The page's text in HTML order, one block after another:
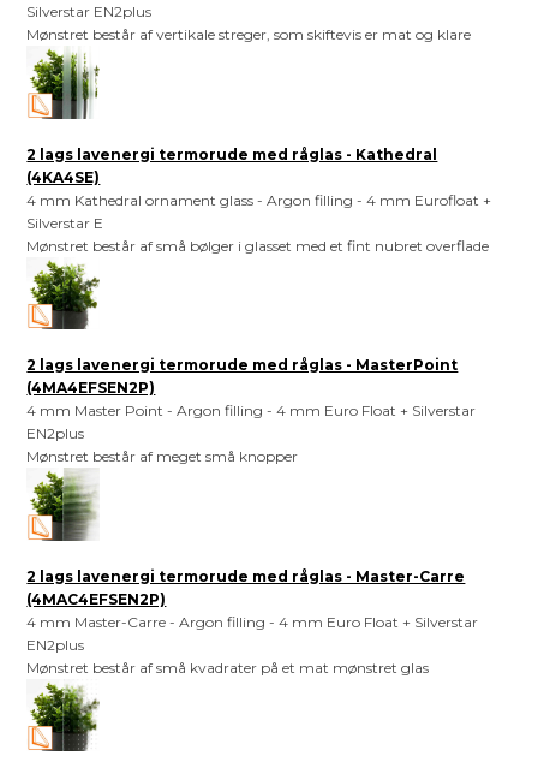
Silverstar EN2plus
Mønstret består af vertikale streger, som skiftevis er mat og klare
2 lags lavenergi termorude med råglas - Kathedral
(4KA4SE)
4 mm Kathedral ornament glass - Argon filling - 4 mm Eurofloat +
Silverstar E
Mønstret består af små bølger i glasset med et fint nubret overflade
2 lags lavenergi termorude med råglas - MasterPoint
(4MA4EFSEN2P)
4 mm Master Point - Argon filling - 4 mm Euro Float + Silverstar
EN2plus
Mønstret består af meget små knopper
2 lags lavenergi termorude med råglas - Master-Carre
(4MAC4EFSEN2P)
4 mm Master-Carre - Argon filling - 4 mm Euro Float + Silverstar
EN2plus
Mønstret består af små kvadrater på et mat mønstret glas